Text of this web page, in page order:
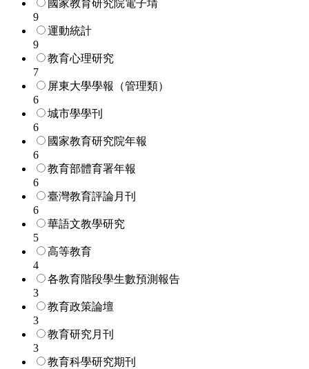
國家教育研究院電子埥
9
運動統計
9
教育心理研究
7
屏東大學學報（管理類）
6
城市學學刊
6
國家教育研究院年報
6
教育部體育署年報
6
臺灣教育評論月刊
6
華語文教學研究
5
高等教育
4
各教育階段學生數預測報告
3
教育政策論壇
3
教育研究月刊
3
教育科學研究期刊